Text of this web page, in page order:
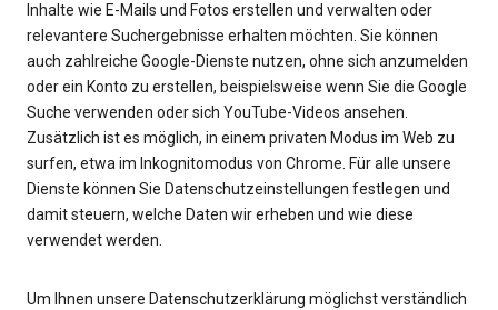
Inhalte wie E-Mails und Fotos erstellen und verwalten oder
relevantere Suchergebnisse erhalten möchten. Sie können
auch zahlreiche Google-Dienste nutzen, ohne sich anzumelden
oder ein Konto zu erstellen, beispielsweise wenn Sie die Google
Suche verwenden oder sich YouTube-Videos ansehen.
Zusätzlich ist es möglich, in einem privaten Modus im Web zu
surfen, etwa im Inkognitomodus von Chrome. Für alle unsere
Dienste können Sie Datenschutzeinstellungen festlegen und
damit steuern, welche Daten wir erheben und wie diese
verwendet werden.
Um Ihnen unsere Datenschutzerklärung möglichst verständlich